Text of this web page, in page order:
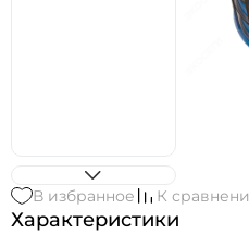
В избранное К
Характеристики